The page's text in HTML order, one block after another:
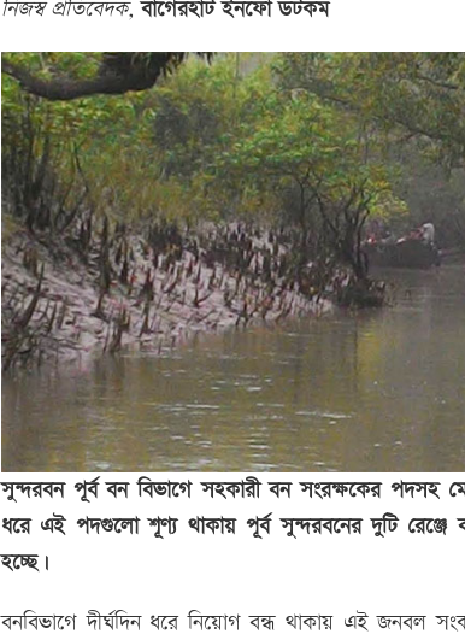
নিজস্ব প্রতিবেদক,বাগেরহাট ইনফো ডটকম
সুন্দরবন পূর্ব বন বিভাগে সহকারী বন সংরক্ষকের পদসহ
ধরে এই পদগুলো শূণ্য থাকায় পূর্ব সুন্দরবনের দুটি রেঞ্জে
হচ্ছে।
বনবিভাগে দীর্ঘদিন ধরে নিয়োগ বন্ধ থাকায় এই জনবল